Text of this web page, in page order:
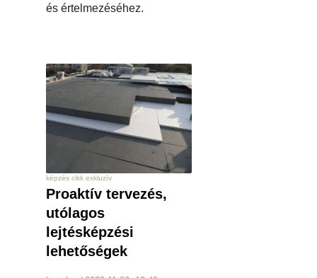
és értelmezéséhez.
képzés cikk exkluzív
Proaktív tervezés,
utólagos
lejtésképzési
lehetőségek